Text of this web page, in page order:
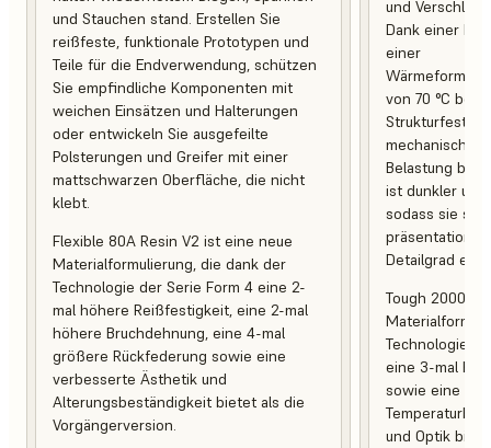
und Stauchen stand. Erstellen Sie
reißfeste, funktionale Prototypen und
Teile für die Endverwendung, schützen
Sie empfindliche Komponenten mit
weichen Einsätzen und Halterungen
oder entwickeln Sie ausgefeilte
Polsterungen und Greifer mit einer
mattschwarzen Oberfläche, die nicht
klebt.
Flexible 80A Resin V2 ist eine neue
Materialformulierung, die dank der
Technologie der Serie Form 4 eine 2-
mal höhere Reißfestigkeit, eine 2-mal
höhere Bruchdehnung, eine 4-mal
größere Rückfederung sowie eine
verbesserte Ästhetik und
Alterungsbeständigkeit bietet als die
Vorgängerversion.
und
Dank einer
einer
von 70 °C
mechanischer
Belastung bei.
ist dunkler
sodass sie
Detailgrad
Tough 2000
Technologie
eine 3-mal
sowie eine
und Optik